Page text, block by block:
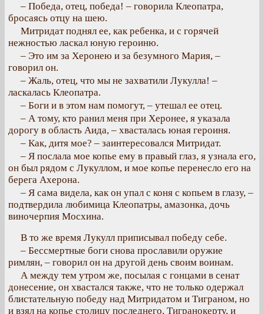
– Победа, отец, победа! – говорила Клеопатра,
бросаясь отцу на шею.
Митридат поднял ее, как ребенка, и с горячей
нежностью ласкал юную героиню.
– Это им за Херонею и за безумного Мария, –
говорил он.
– Жаль, отец, что мы не захватили Лукулла! –
ласкалась Клеопатра.
– Боги и в этом нам помогут, – утешал ее отец.
– А тому, кто ранил меня при Херонее, я указала
дорогу в область Аида, – хвасталась юная героиня.
– Как, дитя мое? – заинтересовался Митридат.
– Я послала мое копье ему в правый глаз, я узнала его,
он был рядом с Лукуллом, и мое копье перенесло его на
берега Ахерона.
– Я сама видела, как он упал с коня с копьем в глазу, –
подтвердила любимица Клеопатры, амазонка, дочь
виночерпия Мосхина.
В то же время Лукулл приписывал победу себе.
– Бессмертные боги снова прославили оружие
римлян, – говорил он на другой день своим воинам.
А между тем утром же, посылая с гонцами в сенат
донесение, он хвастался также, что не только одержал
блистательную победу над Митридатом и Тиграном, но
и взял на копье столицу последнего, Тигранокерту, и